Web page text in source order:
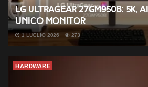
LG UltraGear 27GM950B: 5K,
unico monitor
1 LUGLIO 2026 273
HARDWARE